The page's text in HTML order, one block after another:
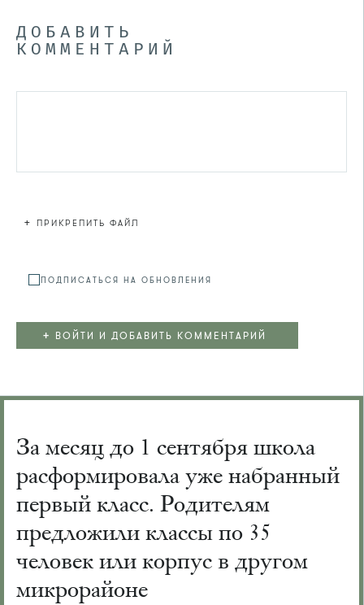
ДОБАВИТЬ
КОММЕНТАРИЙ
+ ПРИКРЕПИТЬ ФАЙЛ
ПОДПИСАТЬСЯ НА ОБНОВЛЕНИЯ
+ ВОЙТИ И ДОБАВИТЬ КОММЕНТАРИЙ
За месяц до 1 сентября школа
расформировала уже набранный
первый класс. Родителям
предложили классы по 35
человек или корпус в другом
микрорайоне